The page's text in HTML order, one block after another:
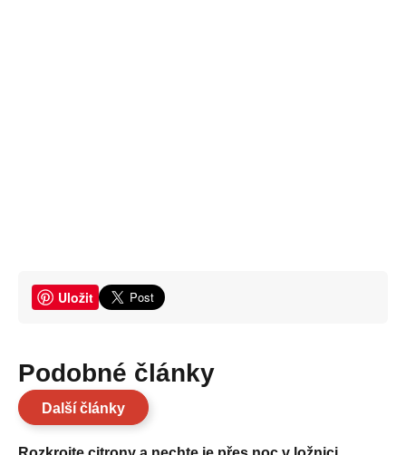
Uložit
Podobné články
Další články